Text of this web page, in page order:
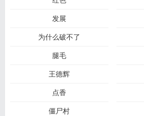
发展
为什么破不了
腿毛
王德辉
点香
僵尸村